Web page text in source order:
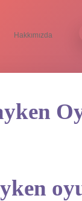
Hakkımızda